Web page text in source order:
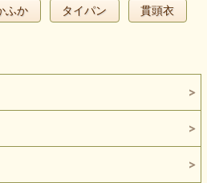
ふか タイパン 貫頭衣